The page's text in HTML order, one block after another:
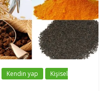
Kendin yap
Kişisel